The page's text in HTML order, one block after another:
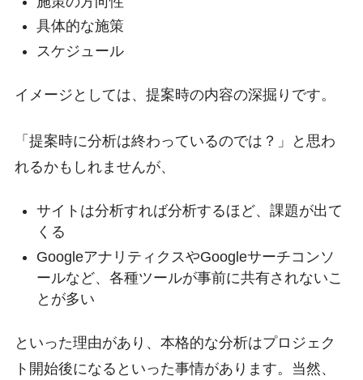
具体的な施策
スケジュール
イメージとしては、提案時の内容の深掘りです。
「提案時に分析は終わっているのでは？」と思わ
れるかもしれませんが、
サイトは分析すれば分析するほど、課題が出て
くる
GoogleアナリティクスやGoogleサーチコンソ
ールなど、各種ツールが事前に共有されないこ
とが多い
といった理由があり、本格的な分析はプロジェク
ト開始後になるといった事情があります。当然、